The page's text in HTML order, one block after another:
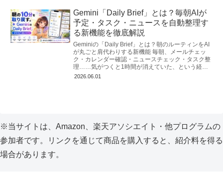
Gemini「Daily Brief」とは？毎朝AIが
予定・タスク・ニュースを自動整理す
る新機能を徹底解説
Geminiの「Daily Brief」とは？朝のルーティンをAI
が丸ごと肩代わりする新機能 毎朝、メールチェッ
ク・カレンダー確認・ニュースチェック・タスク整
理……気がつくと1時間が消えていた、という経験
はないだろうか。...
2026.06.01
※当サイトは、Amazon、楽天アソシエイト・他プログラムの
参加者です。リンクを通じて商品を購入すると、紹介料を得る
場合があります。